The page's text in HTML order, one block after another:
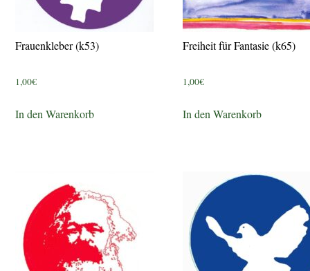
Frauenkleber (k53)
1,00€
In den Warenkorb
Freiheit für Fantasie (k65)
1,00€
In den Warenkorb